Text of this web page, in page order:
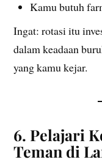
Kamu butuh
Ingat: rotasi itu
dalam keadaan
yang kamu kejar.
6. Pelajari
Teman di